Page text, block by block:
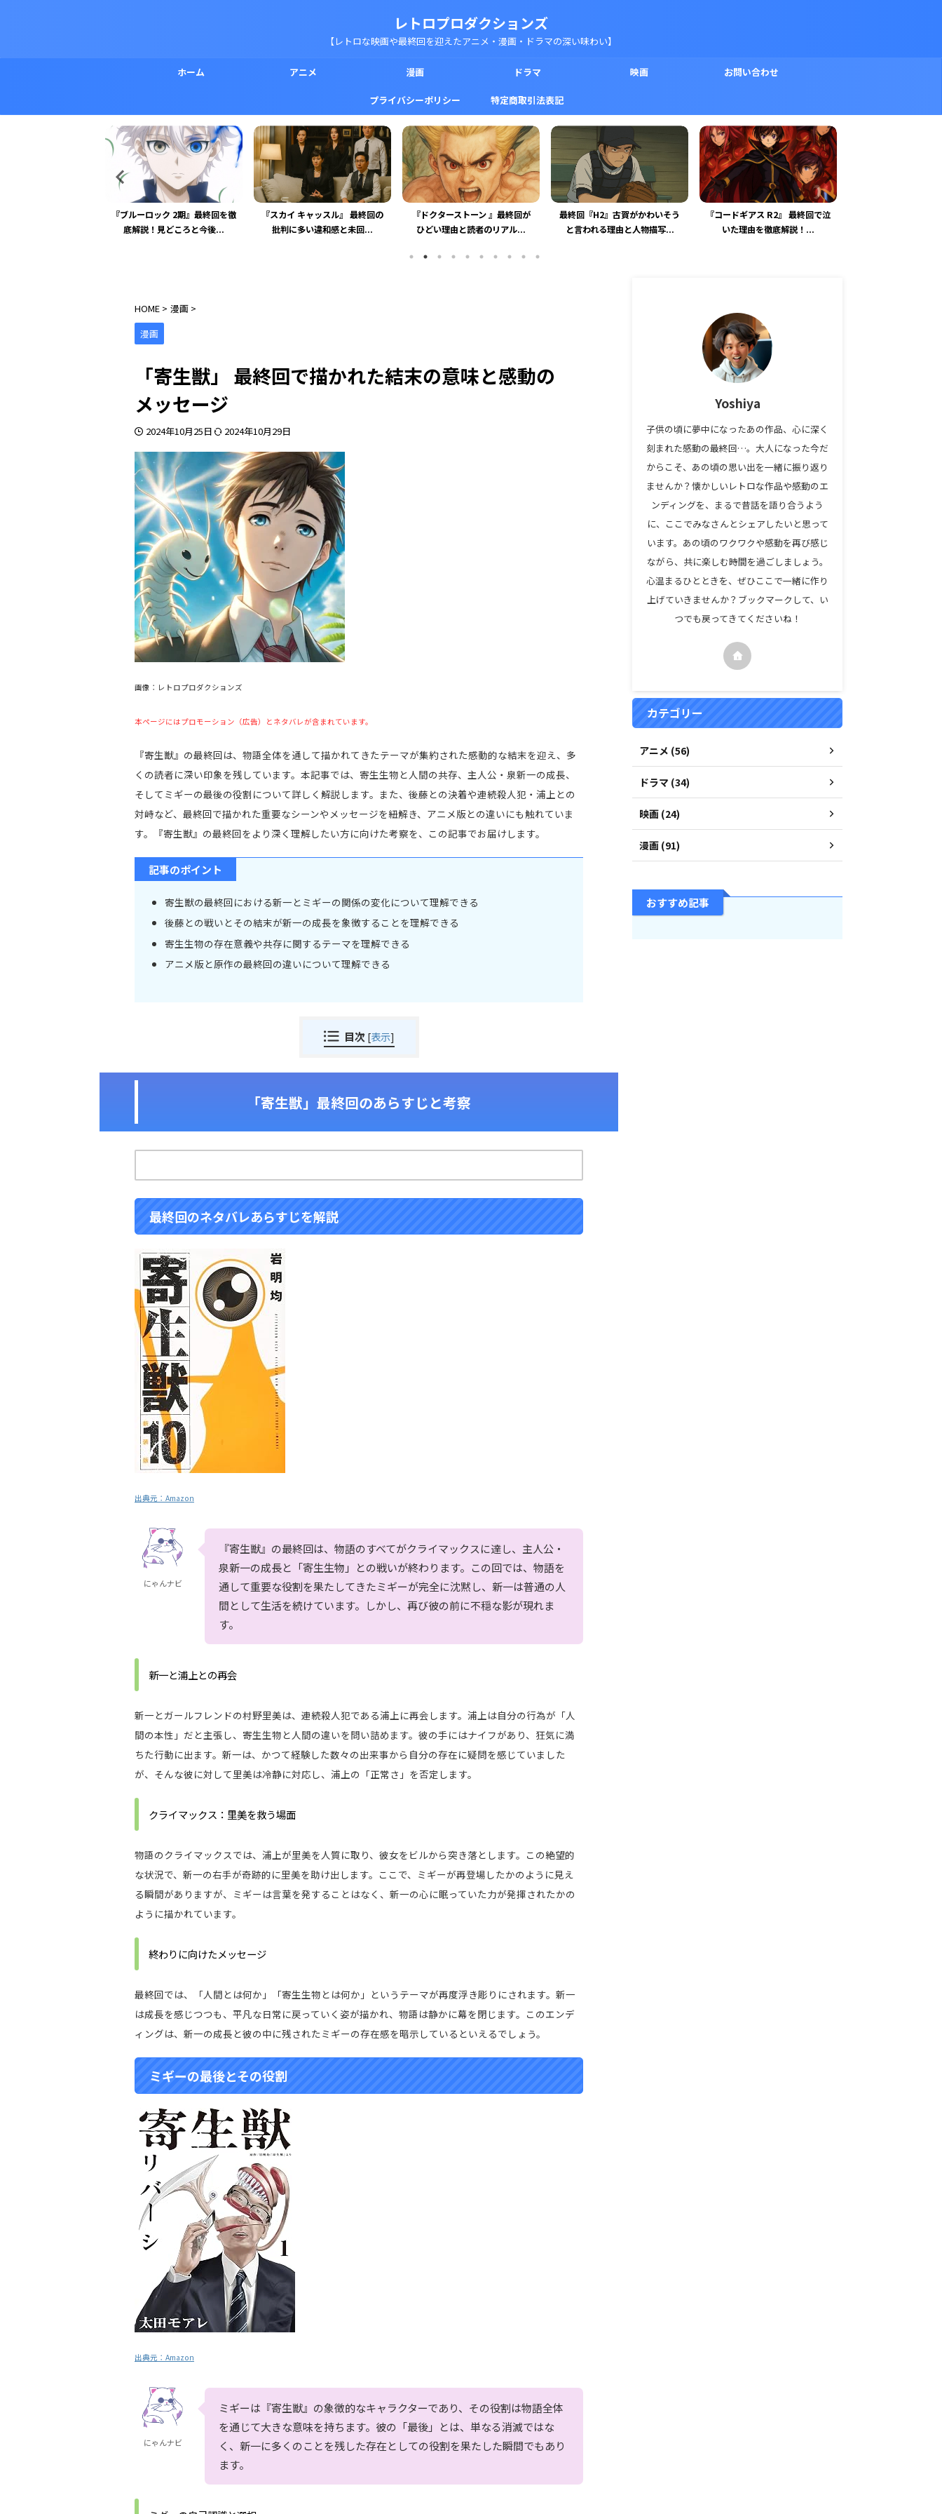
レトロプロダクションズ
【レトロな映画や最終回を迎えたアニメ・漫画・ドラマの深い味わい】
ホーム アニメ 漫画 ドラマ 映画 お問い合わせ
プライバシーポリシー 特定商取引法表記
『スカイ キャッスル』 最終回の
批判に多い違和感と未回...
『ドクターストーン 』最終回が
ひどい理由と読者のリアル...
最終回『H2』古賀がかわいそう
と言われる理由と人物描写...
『コードギアス R2』 最終回で泣
いた理由を徹底解説！...
『呪術廻戦』 最終回に登場した
指に込められた呪いと祓い...
HOME > 漫画 >
漫画
「寄生獣」 最終回で描かれた結末の意味と感動の
メッセージ
2024年10月25日 2024年10月29日
画像：レトロプロダクションズ
本ページにはプロモーション（広告）とネタバレが含まれています。
『寄生獣』の最終回は、物語全体を通して描かれてきたテーマが集約された感動的な結末を迎え、多
くの読者に深い印象を残しています。本記事では、寄生生物と人間の共存、主人公・泉新一の成長、
そしてミギーの最後の役割について詳しく解説します。また、後藤との決着や連続殺人犯・浦上との
対峙など、最終回で描かれた重要なシーンやメッセージを紐解き、アニメ版との違いにも触れていま
す。『寄生獣』の最終回をより深く理解したい方に向けた考察を、この記事でお届けします。
記事のポイント
寄生獣の最終回における新一とミギーの関係の変化について理解できる
後藤との戦いとその結末が新一の成長を象徴することを理解できる
寄生生物の存在意義や共存に関するテーマを理解できる
アニメ版と原作の最終回の違いについて理解できる
目次 [表示]
「寄生獣」最終回のあらすじと考察
最終回のネタバレあらすじを解説
出典元： Amazon
にゃんナビ
『寄生獣』の最終回は、物語のすべてがクライマックスに達し、主人公・
泉新一の成長と「寄生生物」との戦いが終わります。この回では、物語を
通して重要な役割を果たしてきたミギーが完全に沈黙し、新一は普通の人
間として生活を続けています。しかし、再び彼の前に不穏な影が現れま
す。
新一と浦上との再会
新一とガールフレンドの村野里美は、連続殺人犯である浦上に再会します。浦上は自分の行為が「人
間の本性」だと主張し、寄生生物と人間の違いを問い詰めます。彼の手にはナイフがあり、狂気に満
ちた行動に出ます。新一は、かつて経験した数々の出来事から自分の存在に疑問を感じていました
が、そんな彼に対して里美は冷静に対応し、浦上の「正常さ」を否定します。
クライマックス：里美を救う場面
物語のクライマックスでは、浦上が里美を人質に取り、彼女をビルから突き落とします。この絶望的
な状況で、新一の右手が奇跡的に里美を助け出します。ここで、ミギーが再登場したかのように見え
る瞬間がありますが、ミギーは言葉を発することはなく、新一の心に眠っていた力が発揮されたかの
ように描かれています。
終わりに向けたメッセージ
最終回では、「人間とは何か」「寄生生物とは何か」というテーマが再度浮き彫りにされます。新一
は成長を感じつつも、平凡な日常に戻っていく姿が描かれ、物語は静かに幕を閉じます。このエンデ
ィングは、新一の成長と彼の中に残されたミギーの存在感を暗示しているといえるでしょう。
ミギーの最後とその役割
出典元： Amazon
にゃんナビ
ミギーは『寄生獣』の象徴的なキャラクターであり、その役割は物語全体
を通じて大きな意味を持ちます。彼の「最後」とは、単なる消滅ではな
く、新一に多くのことを残した存在としての役割を果たした瞬間でもあり
ます。
Yoshiya
子供の頃に夢中になったあの作品、心に深く
刻まれた感動の最終回…。大人になった今だ
からこそ、あの頃の思い出を一緒に振り返り
ませんか？懐かしいレトロな作品や感動のエ
ンディングを、まるで昔話を語り合うよう
に、ここでみなさんとシェアしたいと思って
います。あの頃のワクワクや感動を再び感じ
ながら、共に楽しむ時間を過ごしましょう。
心温まるひとときを、ぜひここで一緒に作り
上げていきませんか？ブックマークして、い
つでも戻ってきてくださいね！
カテゴリー
アニメ (56)
ドラマ (34)
映画 (24)
漫画 (91)
おすすめ記事